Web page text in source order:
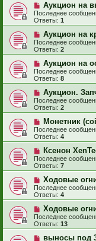
Аукцион на
Последнее
Ответы: 1
Аукцион на
Последнее
Ответы: 2
Аукцион на
Последнее
Ответы: 8
Аукцион.
Последнее
Ответы: 2
Монетник
Последнее
Ответы: 4
Ксенон
Последнее
Ответы: 7
Ходовые
Последнее
Ответы: 4
Ходовые
Последнее
Ответы: 13
выносы под